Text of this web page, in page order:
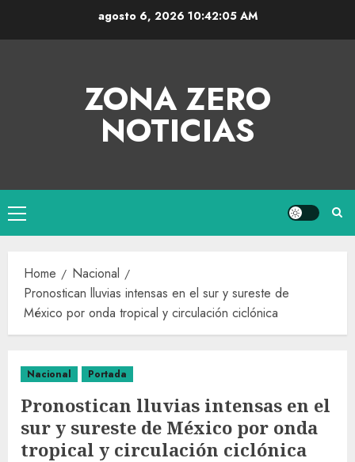
agosto 6, 2026 10:42:06 AM
ZONA ZERO
NOTICIAS
Home
Nacional
Pronostican lluvias intensas en el sur y sureste de
México por onda tropical y circulación ciclónica
Nacional Portada
Pronostican lluvias intensas en el
sur y sureste de México por onda
tropical y circulación ciclónica